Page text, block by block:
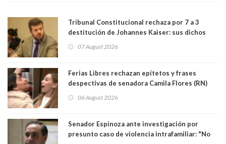
Tribunal Constitucional rechaza por 7 a 3
destitución de Johannes Kaiser: sus dichos
sobre el golpe de Estado ya no importan para la
justicia constitucional porque no es diputado
07 August 2026
Ferias Libres rechazan epítetos y frases
despectivas de senadora Camila Flores (RN)
para maltratar a senadora Campillai
06 August 2026
Senador Espinoza ante investigación por
presunto caso de violencia intrafamiliar: "No